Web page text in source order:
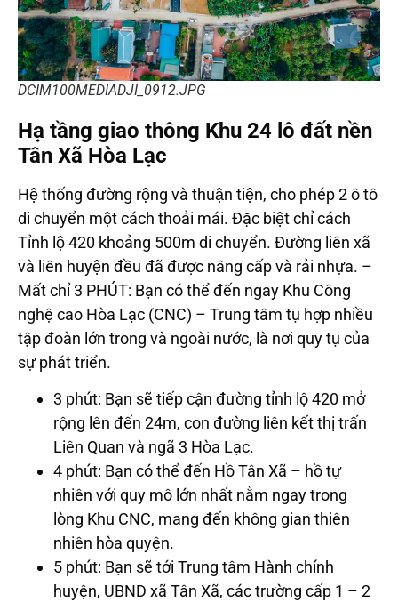
DCIM100MEDIADJI_0912.JPG
Hạ tầng giao thông Khu 24 lô đất nền
Tân Xã Hòa Lạc
Hệ thống đường rộng và thuận tiện, cho phép 2 ô tô
di chuyển một cách thoải mái. Đặc biệt chỉ cách
Tỉnh lộ 420 khoảng 500m di chuyển. Đường liên xã
và liên huyện đều đã được nâng cấp và rải nhựa. –
Mất chỉ 3 PHÚT: Bạn có thể đến ngay Khu Công
nghệ cao Hòa Lạc (CNC) – Trung tâm tụ hợp nhiều
tập đoàn lớn trong và ngoài nước, là nơi quy tụ của
sự phát triển.
3 phút: Bạn sẽ tiếp cận đường tỉnh lộ 420 mở
rộng lên đến 24m, con đường liên kết thị trấn
Liên Quan và ngã 3 Hòa Lạc.
4 phút: Bạn có thể đến Hồ Tân Xã – hồ tự
nhiên với quy mô lớn nhất nằm ngay trong
lòng Khu CNC, mang đến không gian thiên
nhiên hòa quyện.
5 phút: Bạn sẽ tới Trung tâm Hành chính
huyện, UBND xã Tân Xã, các trường cấp 1 – 2